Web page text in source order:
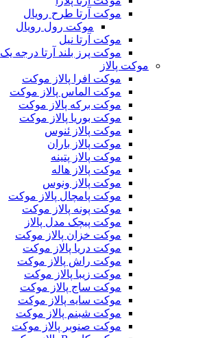
موکت آرتا طرح رویال
موکت رول رویال
موکت آرتا نیل
موکت پرز بلند آرتا درجه یک
موکت پالاز
موکت افرا پالاز موکت
موکت الماس پالاز موکت
موکت برکه پالاز موکت
موکت بوریا پالاز موکت
موکت پالاز ئنوس
موکت پالاز باران
موکت پالاز پتینه
موکت پالاز هاله
موکت پالاز ونوس
موکت پامچال پالاز موکت
موکت پونه پالاز موکت
موکت پیچک مدل پالاز
موکت خزان پالاز موکت
موکت دریا پالاز موکت
موکت راش پالاز موکت
موکت زیبا پالاز موکت
موکت ساج پالاز موکت
موکت سایه پالاز موکت
موکت شبنم پالاز موکت
موکت صنوبر پالاز موکت